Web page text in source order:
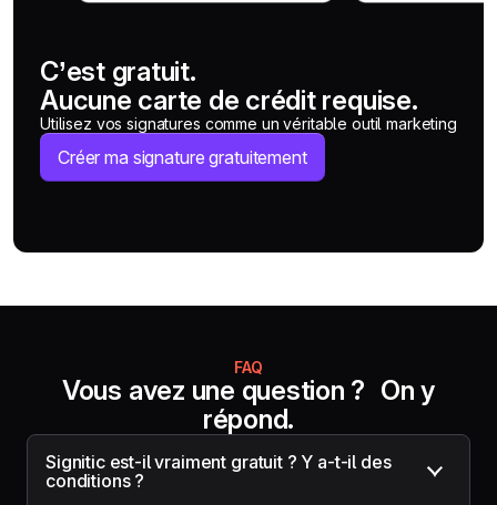
C’est gratuit.
Aucune carte de crédit requise.
Utilisez vos signatures comme un véritable outil marketing
Créer ma signature gratuitement
FAQ
Vous avez une question ? On y
répond.
Signitic est-il vraiment gratuit ? Y a-t-il des
conditions ?